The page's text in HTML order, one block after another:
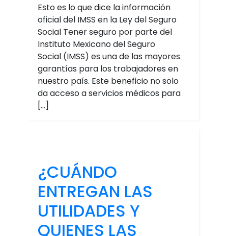
Esto es lo que dice la información
oficial del IMSS en la Ley del Seguro
Social Tener seguro por parte del
Instituto Mexicano del Seguro
Social (IMSS) es una de las mayores
garantías para los trabajadores en
nuestro país. Este beneficio no solo
da acceso a servicios médicos para
[…]
¿CUÁNDO
ENTREGAN LAS
UTILIDADES Y
QUIENES LAS